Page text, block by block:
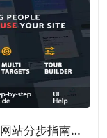
iGuide - 产品导览、交互式演练、网站分步指南生成系统